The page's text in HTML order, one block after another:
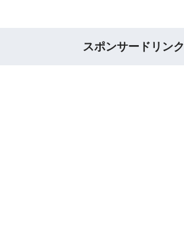
スポンサードリンク